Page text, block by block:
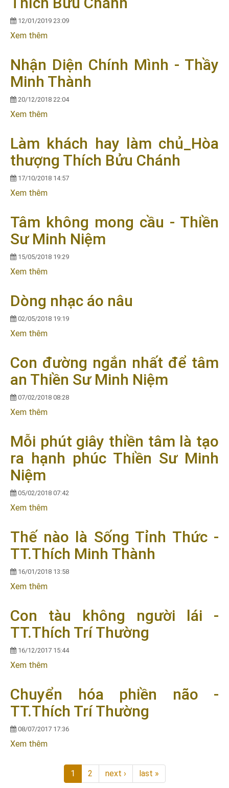
12/01/2019 23:09
Xem thêm
Nhận Diện Chính Mình - Thầy
Minh Thành
20/12/2018 22:04
Xem thêm
Làm khách hay làm chủ_Hòa
thượng Thích Bửu Chánh
17/10/2018 14:57
Xem thêm
Tâm không mong cầu - Thiền
Sư Minh Niệm
15/05/2018 19:29
Xem thêm
Dòng nhạc áo nâu
02/05/2018 19:19
Xem thêm
Con đường ngắn nhất để tâm
an Thiền Sư Minh Niệm
07/02/2018 08:28
Xem thêm
Mỗi phút giây thiền tâm là tạo
ra hạnh phúc Thiền Sư Minh
Niệm
05/02/2018 07:42
Xem thêm
Thế nào là Sống Tỉnh Thức -
TT.Thích Minh Thành
16/01/2018 13:58
Xem thêm
Con tàu không người lái -
TT.Thích Trí Thường
16/12/2017 15:44
Xem thêm
Chuyển hóa phiền não -
TT.Thích Trí Thường
08/07/2017 17:36
Xem thêm
1 2 next › last »